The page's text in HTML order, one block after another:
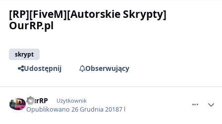
[RP][FiveM][Autorskie Skrypty]
OurRP.pl
skrypt
Udostępnij Obserwujący
OurRP Użytkownik
Opublikowano26 Grudnia 20187 l